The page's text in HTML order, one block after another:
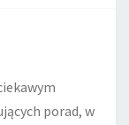
porad, w